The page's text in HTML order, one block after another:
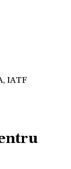
IATF